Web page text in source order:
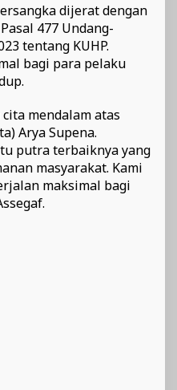
dijerat dengan
477 Undang-
tentang KUHP.
bagi para pelaku
mendalam atas
Arya Supena.
putra terbaiknya yang
masyarakat. Kami
maksimal bagi